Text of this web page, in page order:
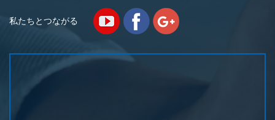
私たちとつながる